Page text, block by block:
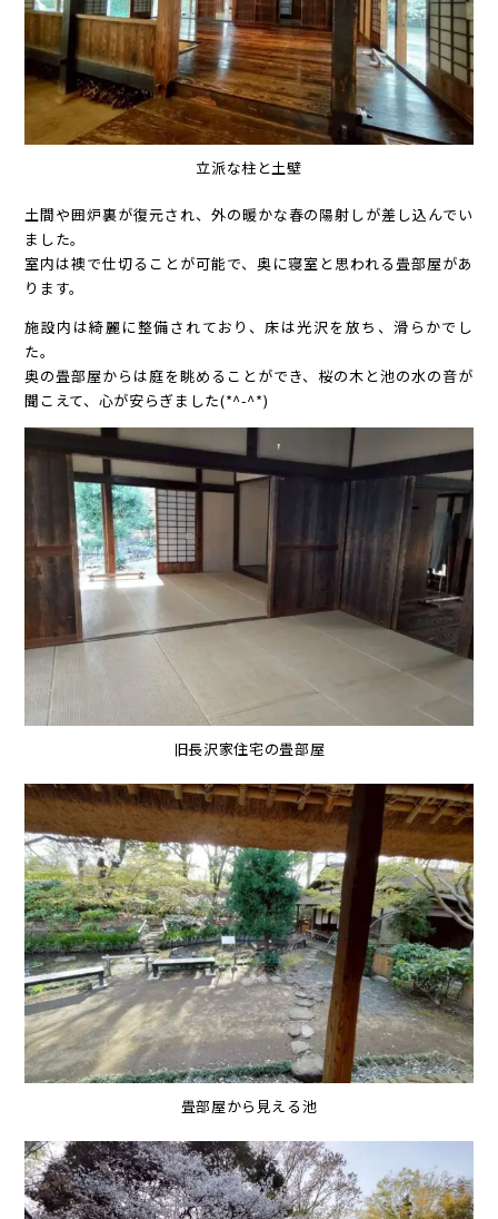
立派な柱と土壁
土間や囲炉裏が復元され、外の暖かな春の陽射しが差し込んでい
ました。
室内は襖で仕切ることが可能で、奥に寝室と思われる畳部屋があ
ります。
施設内は綺麗に整備されており、床は光沢を放ち、滑らかでし
た。
奥の畳部屋からは庭を眺めることができ、桜の木と池の水の音が
聞こえて、心が安らぎました(*^-^*)
旧長沢家住宅の畳部屋
畳部屋から見える池